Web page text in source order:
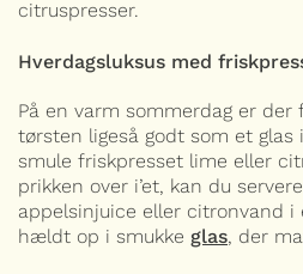
citruspresser.
Hverdagsluksus med
På en varm sommerdag er der
tørsten ligeså godt som et
smule friskpresset lime eller
prikken over i’et, kan du
appelsinjuice eller citronvand i
hældt op i smukke glas, der